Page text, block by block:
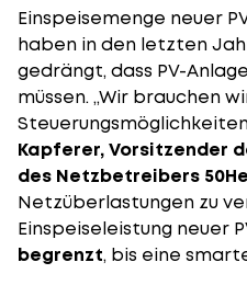
Einspeisemenge neuer
haben in den letzten
gedrängt, dass PV-
müssen. „Wir brauchen
Steuerungsmöglichkeiten
Kapferer,Vorsitzender
des Netzbetreibers
Netzüberlastungen zu
Einspeiseleistung neuer
begrenzt, bis eine